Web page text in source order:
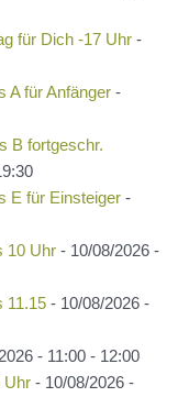
für Dich -17 Uhr-
A für Anfänger-
B fortgeschr.
E für Einsteiger-
10 Uhr- 10/08/2026 -
11.15- 10/08/2026 -
- 11:00 - 12:00
Uhr- 10/08/2026 -